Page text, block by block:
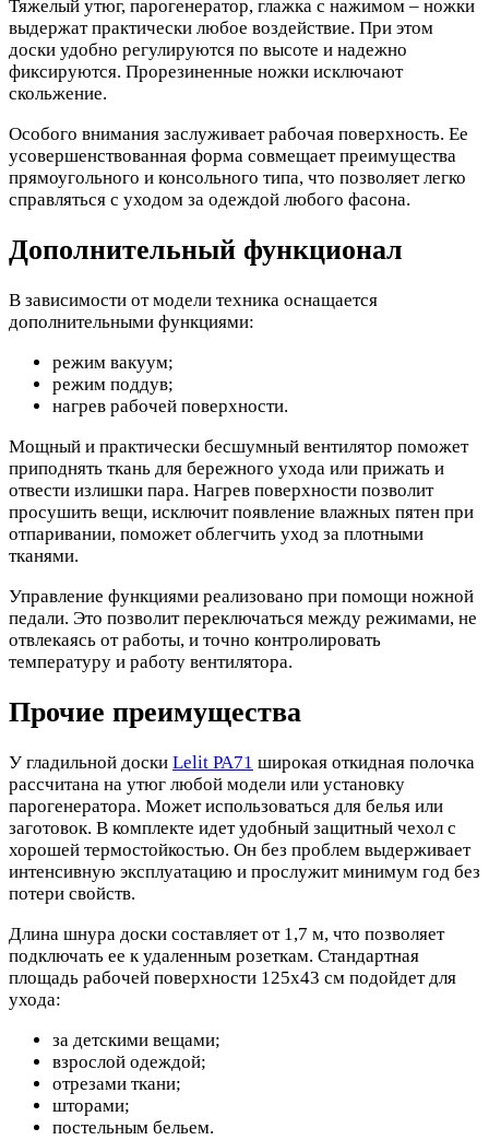
Тяжелый утюг, парогенератор, глажка с нажимом – ножки
выдержат практически любое воздействие. При этом
доски удобно регулируются по высоте и надежно
фиксируются. Прорезиненные ножки исключают
скольжение.
Особого внимания заслуживает рабочая поверхность. Ее
усовершенствованная форма совмещает преимущества
прямоугольного и консольного типа, что позволяет легко
справляться с уходом за одеждой любого фасона.
Дополнительный функционал
В зависимости от модели техника оснащается
дополнительными функциями:
режим вакуум;
режим поддув;
нагрев рабочей поверхности.
Мощный и практически бесшумный вентилятор поможет
приподнять ткань для бережного ухода или прижать и
отвести излишки пара. Нагрев поверхности позволит
просушить вещи, исключит появление влажных пятен при
отпаривании, поможет облегчить уход за плотными
тканями.
Управление функциями реализовано при помощи ножной
педали. Это позволит переключаться между режимами, не
отвлекаясь от работы, и точно контролировать
температуру и работу вентилятора.
Прочие преимущества
У гладильной доски Lelit PA71 широкая откидная полочка
рассчитана на утюг любой модели или установку
парогенератора. Может использоваться для белья или
заготовок. В комплекте идет удобный защитный чехол с
хорошей термостойкостью. Он без проблем выдерживает
интенсивную эксплуатацию и прослужит минимум год без
потери свойств.
Длина шнура доски составляет от 1,7 м, что позволяет
подключать ее к удаленным розеткам. Стандартная
площадь рабочей поверхности 125x43 см подойдет для
ухода:
за детскими вещами;
взрослой одеждой;
отрезами ткани;
шторами;
постельным бельем.